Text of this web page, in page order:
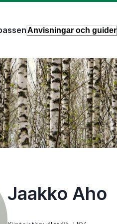
Anvisningar och guider
Jaakko Aho